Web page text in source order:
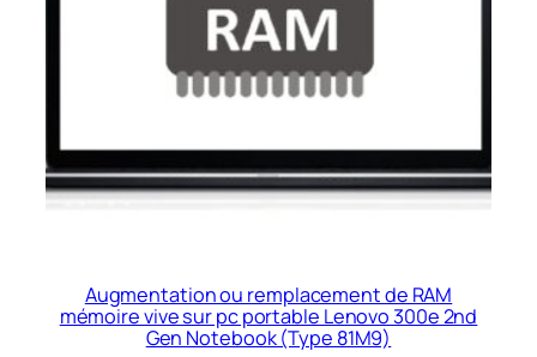
Augmentation ou remplacement de RAM
mémoire vive sur pc portable Lenovo 300e 2nd
Gen Notebook (Type 81M9)